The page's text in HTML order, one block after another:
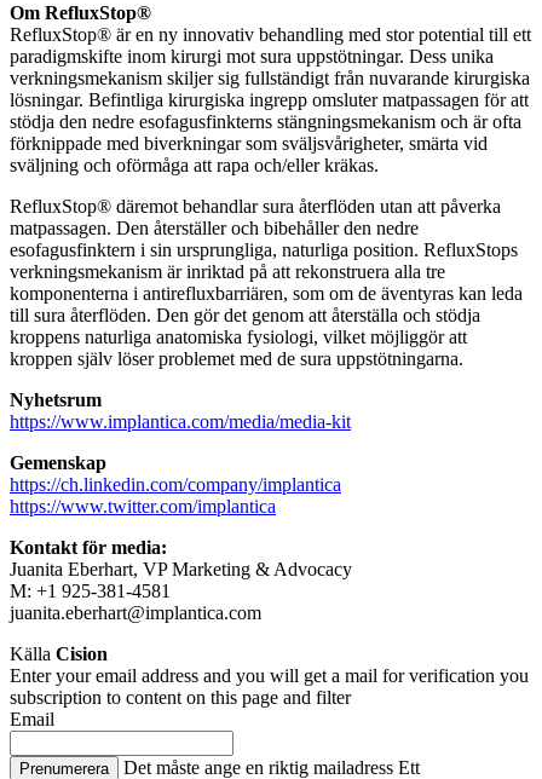
Om RefluxStop®
RefluxStop® är en ny innovativ behandling med stor potential till ett
paradigmskifte inom kirurgi mot sura uppstötningar. Dess unika
verkningsmekanism skiljer sig fullständigt från nuvarande kirurgiska
lösningar. Befintliga kirurgiska ingrepp omsluter matpassagen för att
stödja den nedre esofagusfinkterns stängningsmekanism och är ofta
förknippade med biverkningar som sväljsvårigheter, smärta vid
sväljning och oförmåga att rapa och/eller kräkas.
RefluxStop® däremot behandlar sura återflöden utan att påverka
matpassagen. Den återställer och bibehåller den nedre
esofagusfinktern i sin ursprungliga, naturliga position. RefluxStops
verkningsmekanism är inriktad på att rekonstruera alla tre
komponenterna i antirefluxbarriären, som om de äventyras kan leda
till sura återflöden. Den gör det genom att återställa och stödja
kroppens naturliga anatomiska fysiologi, vilket möjliggör att
kroppen själv löser problemet med de sura uppstötningarna.
Nyhetsrum
https://www.implantica.com/media/media-kit
Gemenskap
https://ch.linkedin.com/company/implantica
https://www.twitter.com/implantica
Kontakt för media:
Juanita Eberhart, VP Marketing & Advocacy
M: +1 925-381-4581
juanita.eberhart@implantica.com
Källa Cision
Enter your email address and you will get a mail for verification you
subscription to content on this page and filter
Email
Prenumerera Det måste ange en riktig mailadress Ett